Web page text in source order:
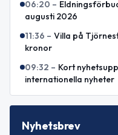
06:20 –
augusti 2026
11:36 – Villa på
kronor
09:32 – Kort
internationella nyheter
Nyhetsbrev